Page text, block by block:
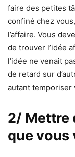
faire des petites
confiné chez
l’affaire. Vous
de trouver l’idée
l’idée ne venait
de retard sur
autant temporiser
2/ Mettre
que vous